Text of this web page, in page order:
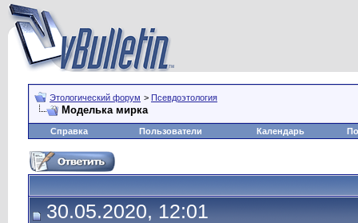
Этологический форум > Псевдоэтология
Моделька мирка
Справка Пользователи Календарь
30.05.2020, 12:01